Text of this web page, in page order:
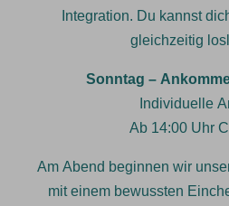
Integration. Du kannst
gleichzeitig
Sonntag –
Individuelle
Ab 14:00 Uhr
Am Abend beginnen wir
mit einem bewussten